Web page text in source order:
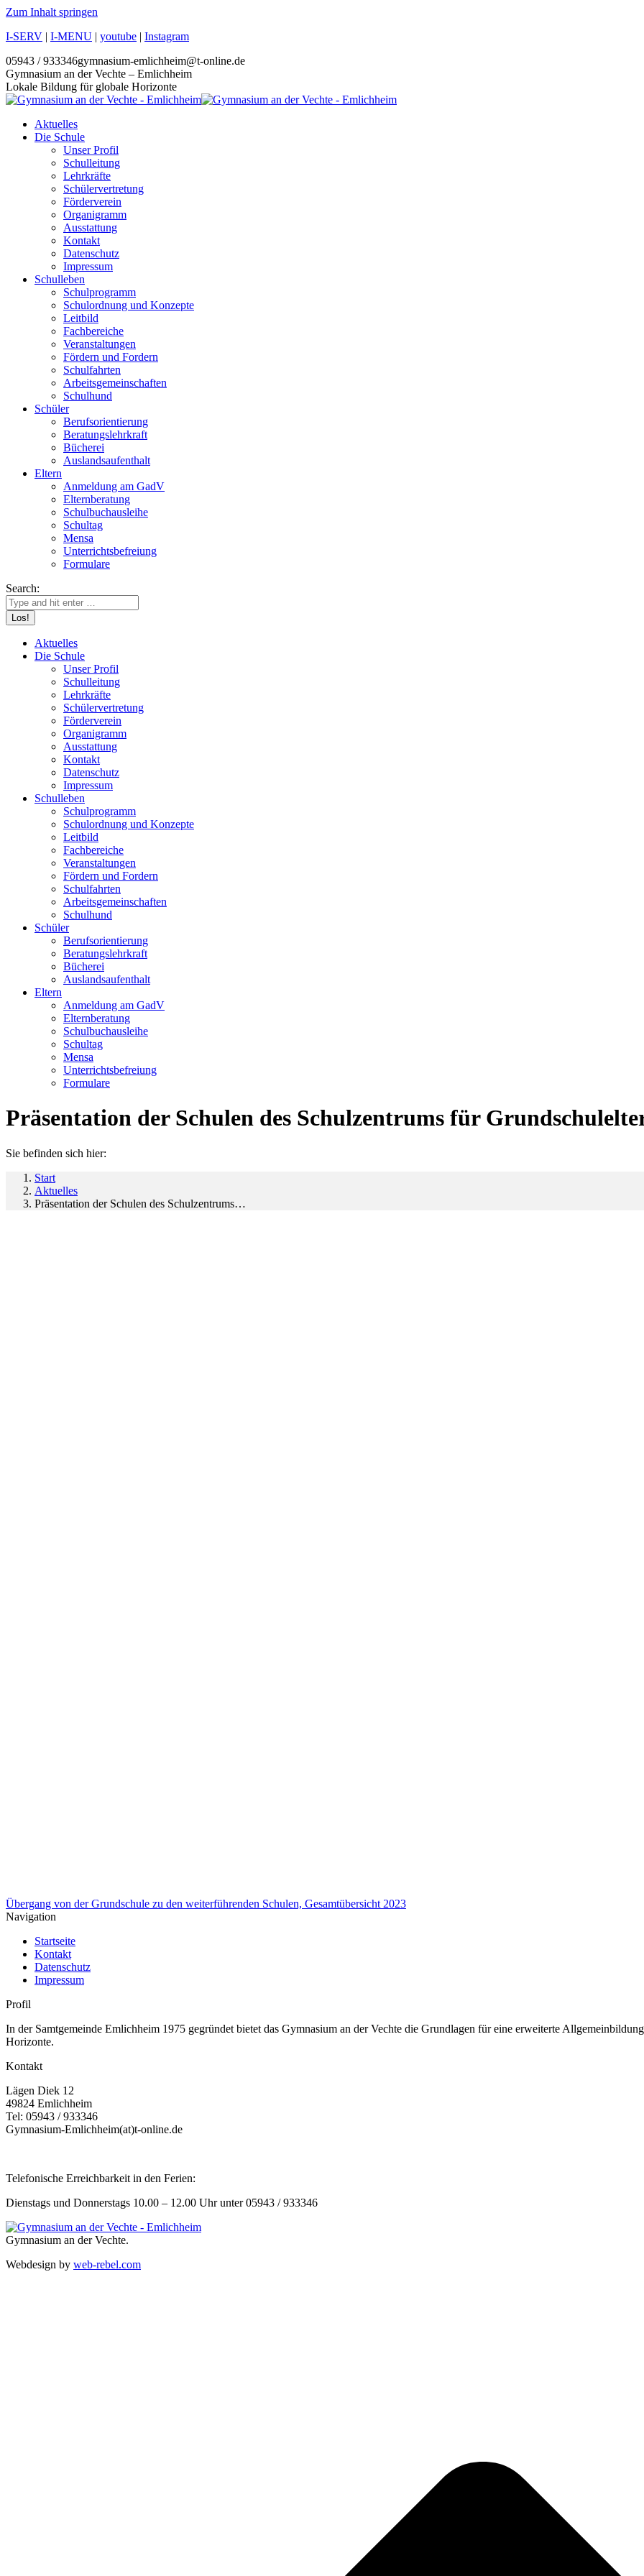
Zum Inhalt springen
I-SERV | I-MENU | youtube | Instagram
05943 / 933346gymnasium-emlichheim@t-online.de
Gymnasium an der Vechte – Emlichheim
Lokale Bildung für globale Horizonte
Aktuelles
Die Schule
Unser Profil
Schulleitung
Lehrkräfte
Schülervertretung
Förderverein
Organigramm
Ausstattung
Kontakt
Datenschutz
Impressum
Schulleben
Schulprogramm
Schulordnung und Konzepte
Leitbild
Fachbereiche
Veranstaltungen
Fördern und Fordern
Schulfahrten
Arbeitsgemeinschaften
Schulhund
Schüler
Berufsorientierung
Beratungslehrkraft
Bücherei
Auslandsaufenthalt
Eltern
Anmeldung am GadV
Elternberatung
Schulbuchausleihe
Schultag
Mensa
Unterrichtsbefreiung
Formulare
Search:
Aktuelles
Die Schule
Unser Profil
Schulleitung
Lehrkräfte
Schülervertretung
Förderverein
Organigramm
Ausstattung
Kontakt
Datenschutz
Impressum
Schulleben
Schulprogramm
Schulordnung und Konzepte
Leitbild
Fachbereiche
Veranstaltungen
Fördern und Fordern
Schulfahrten
Arbeitsgemeinschaften
Schulhund
Schüler
Berufsorientierung
Beratungslehrkraft
Bücherei
Auslandsaufenthalt
Eltern
Anmeldung am GadV
Elternberatung
Schulbuchausleihe
Schultag
Mensa
Unterrichtsbefreiung
Formulare
Präsentation der Schulen des Schulzentrums für
Sie befinden sich hier:
Start
Aktuelles
Präsentation der Schulen des Schulzentrums…
Übergang von der Grundschule zu den weiterführenden Schulen, Gesamtübersicht 2023
Navigation
Startseite
Kontakt
Datenschutz
Impressum
Profil
In der Samtgemeinde Emlichheim 1975 gegründet bietet das Gymnasium an der Vechte die Grundlagen für eine erweiterte
Horizonte.
Kontakt
Lägen Diek 12
49824 Emlichheim
Tel: 05943 / 933346
Gymnasium-Emlichheim(at)t-online.de
Telefonische Erreichbarkeit in den Ferien:
Dienstags und Donnerstags 10.00 – 12.00 Uhr unter 05943 / 933346
Gymnasium an der Vechte.
Webdesign by web-rebel.com